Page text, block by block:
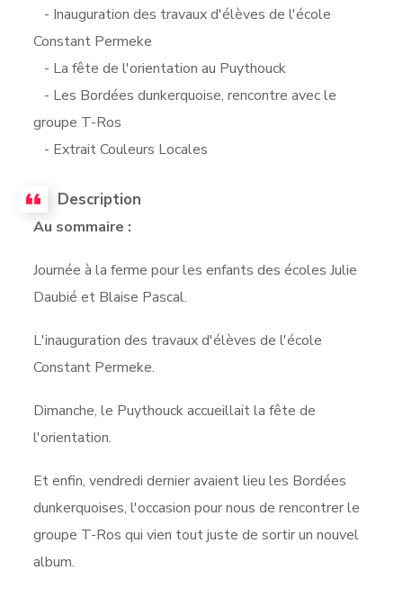
- Inauguration des travaux d'élèves de l'école
Constant Permeke
- La fête de l'orientation au Puythouck
- Les Bordées dunkerquoise, rencontre avec le
groupe T-Ros
- Extrait Couleurs Locales
Description
Au sommaire :
Journée à la ferme pour les enfants des écoles Julie
Daubié et Blaise Pascal.
L'inauguration des travaux d'élèves de l'école
Constant Permeke.
Dimanche, le Puythouck accueillait la fête de
l'orientation.
Et enfin, vendredi dernier avaient lieu les Bordées
dunkerquoises, l'occasion pour nous de rencontrer le
groupe T-Ros qui vien tout juste de sortir un nouvel
album.